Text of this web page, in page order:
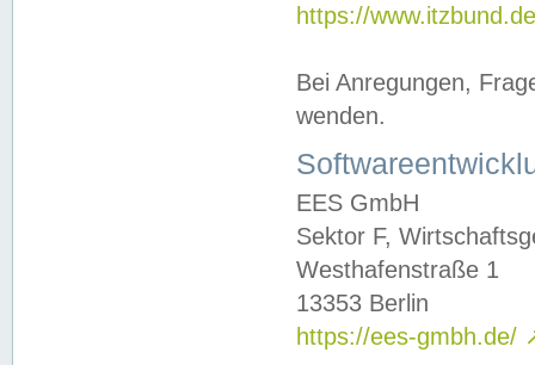
https://
Bei Anregungen,
wenden.
EES GmbH
Sektor F,
Westhafenstraße 1
13353 Berlin
https://ees-gmbh.de/